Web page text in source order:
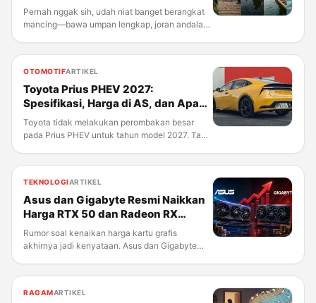
Pernah nggak sih, udah niat banget berangkat
mancing—bawa umpan lengkap, joran andalan,
ngalamin itu, dan
OTOMOTIFARTIKEL
Toyota Prius PHEV 2027:
Spesifikasi, Harga di AS, dan Apa
yang Berubah
Toyota tidak melakukan perombakan besar
pada Prius PHEV untuk tahun model 2027. Tapi
mewah dari sebelumnya,
TEKNOLOGIARTIKEL
Asus dan Gigabyte Resmi Naikkan
Harga RTX 50 dan Radeon RX
9000, Ini Rincian Kenaikannya
Rumor soal kenaikan harga kartu grafis
akhirnya jadi kenyataan. Asus dan Gigabyte
tahun ini—kedua
RAGAMARTIKEL